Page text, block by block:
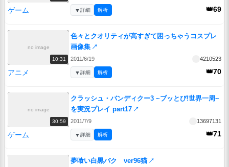
ゲーム 👑69
▼詳細 解析
no image
10:31
色々とクオリティが高すぎて困っちゃうコスプレ
画像集 ↗
2011/6/19 4210523
アニメ 👑70
▼詳細 解析
no image
30:59
クラッシュ・バンディクー3 ~ブッとび!世界一周~
を実況プレイ part17 ↗
2011/7/9 13697131
ゲーム 👑71
▼詳細 解析
夢喰い白黒バク ver96猫 ↗